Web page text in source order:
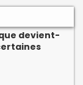
devient-